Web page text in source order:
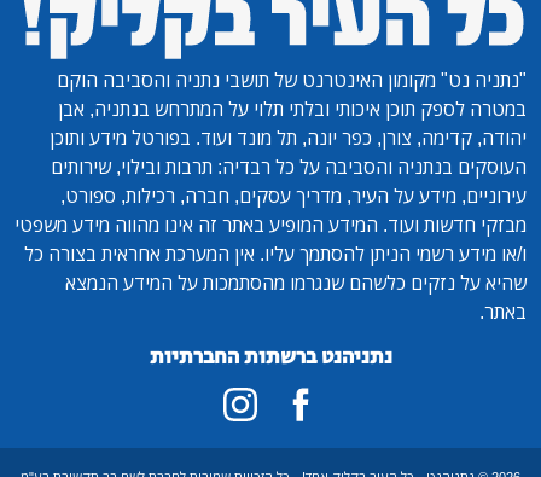
"נתניה נט" מקומון האינטרנט של תושבי נתניה והסביבה הוקם
במטרה לספק תוכן איכותי ובלתי תלוי על המתרחש בנתניה, אבן
יהודה, קדימה, צורן, כפר יונה, תל מונד ועוד. בפורטל מידע ותוכן
העוסקים בנתניה והסביבה על כל רבדיה: תרבות ובילוי, שירותים
עירוניים, מידע על העיר, מדריך עסקים, חברה, רכילות, ספורט,
מבזקי חדשות ועוד. המידע המופיע באתר זה אינו מהווה מידע משפטי
ו/או מידע רשמי הניתן להסתמך עליו. אין המערכת אחראית בצורה כל
שהיא על נזקים כלשהם שנגרמו מהסתמכות על המידע הנמצא
באתר.
נתניהנט ברשתות החברתיות